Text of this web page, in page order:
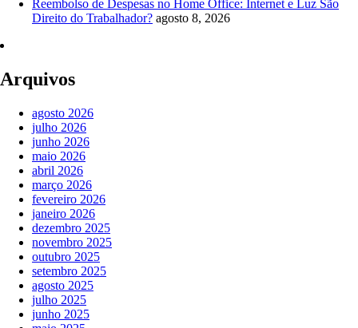
Reembolso de Despesas no Home Office: Internet e Luz São
Direito do Trabalhador? agosto 8, 2026
Arquivos
agosto 2026
julho 2026
junho 2026
maio 2026
abril 2026
março 2026
fevereiro 2026
janeiro 2026
dezembro 2025
novembro 2025
outubro 2025
setembro 2025
agosto 2025
julho 2025
junho 2025